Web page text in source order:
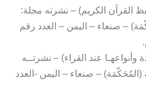
القرآن الكريم) – نشرته مجلة:
– صنعاء – اليمن – العدد رقم
وأنواعهـا عند القراء) – نشرتــه
(المُحَكّمَة) – صنعاء – اليمن -العدد